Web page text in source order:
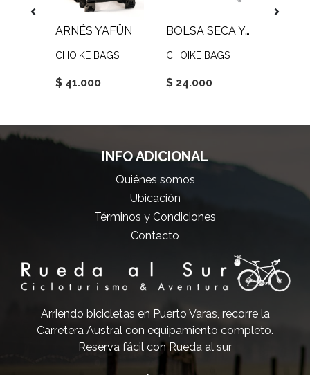
ARNÉS YAFÜN
CHOIKE BAGS
$ 41.000
BOLSA SECA YAFÜN 10-15L
CHOIKE BAGS
$ 24.000
INFO ADICIONAL
Quiénes somos
Ubicación
Términos y Condiciones
Contacto
Arriendo bicicletas en Puerto Varas, recorre la
Carretera Austral con equipamiento completo.
Reserva fácil con Rueda al sur